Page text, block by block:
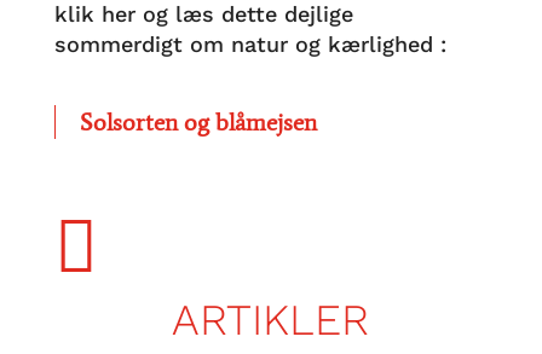
klik her og læs dette dejlige
sommerdigt om natur og kærlighed :
Solsorten og blåmejsen

ARTIKLER